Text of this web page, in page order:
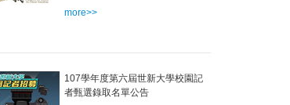
more>>
107學年度第六屆世新大學校園記
者甄選錄取名單公告